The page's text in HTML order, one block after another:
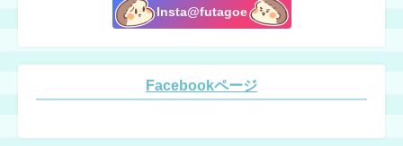
Insta@futagoe
Facebookページ